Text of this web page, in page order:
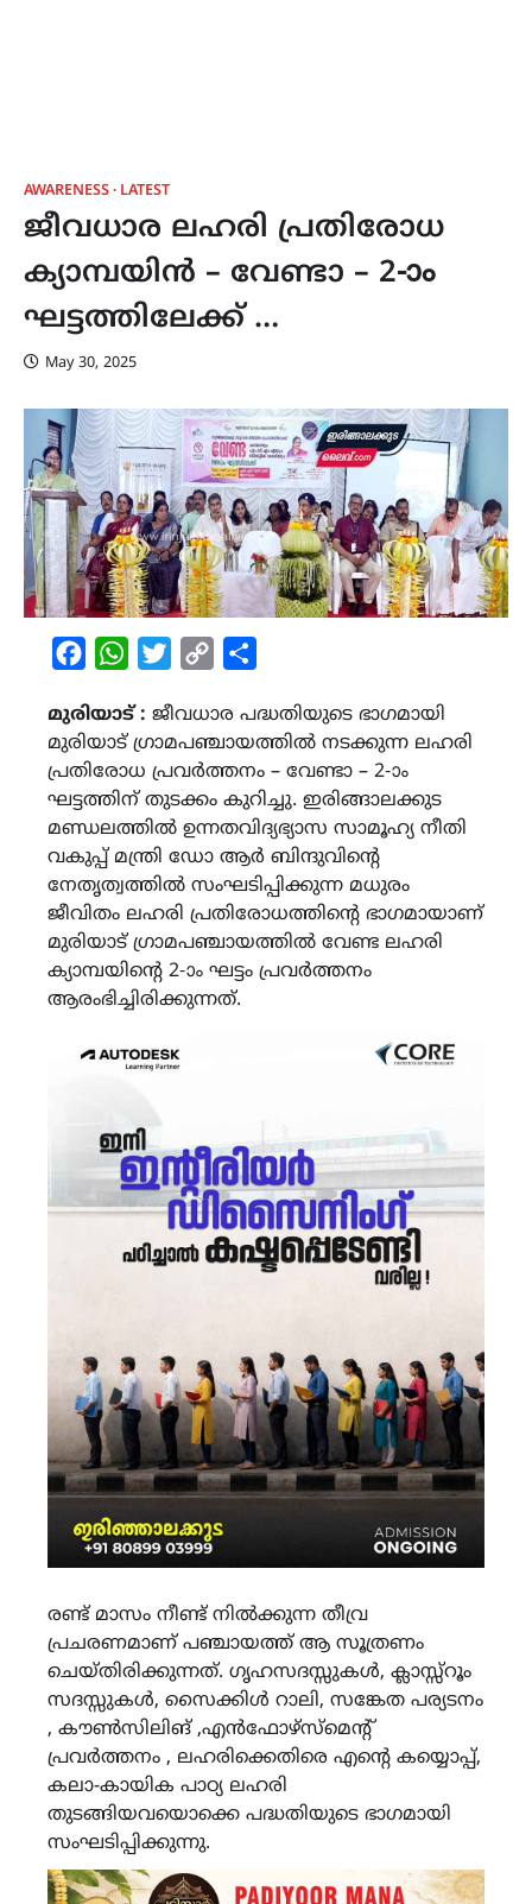
AWARENESS LATEST
ജീവധാര ലഹരി പ്രതിരോധ
ക്യാമ്പയിൻ – വേണ്ടാ – 2-ാം
ഘട്ടത്തിലേക്ക് …
May 30, 2025
FacebookWhatsAppTwitterCopy
മുരിയാട് : ജീവധാര പദ്ധതിയുടെ ഭാഗമായി
മുരിയാട് ഗ്രാമപഞ്ചായത്തിൽ നടക്കുന്ന ലഹരി
പ്രതിരോധ പ്രവർത്തനം – വേണ്ടാ – 2-ാം
ഘട്ടത്തിന് തുടക്കം കുറിച്ചു. ഇരിങ്ങാലക്കുട
മണ്ഡലത്തിൽ ഉന്നതവിദ്യഭ്യാസ സാമൂഹ്യ നീതി
വകുപ്പ് മന്ത്രി ഡോ ആർ ബിന്ദുവിൻ്റെ
നേതൃത്വത്തിൽ സംഘടിപ്പിക്കുന്ന മധുരം
ജീവിതം ലഹരി പ്രതിരോധത്തിൻ്റെ ഭാഗമായാണ്
മുരിയാട് ഗ്രാമപഞ്ചായത്തിൽ വേണ്ട ലഹരി
ക്യാമ്പയിന്റെ 2-ാം ഘട്ടം പ്രവർത്തനം
ആരംഭിച്ചിരിക്കുന്നത്.
രണ്ട് മാസം നീണ്ട് നിൽക്കുന്ന തീവ്ര
പ്രചരണമാണ് പഞ്ചായത്ത് ആ സൂത്രണം
ചെയ്തിരിക്കുന്നത്. ഗൃഹസദസ്സുകൾ, ക്ലാസ്സ്റൂം
സദസ്സുകൾ, സൈക്കിൾ റാലി, സങ്കേത പര്യടനം
, കൗൺസിലിങ് ,എൻഫോഴ്സ്മെൻ്റ്
പ്രവർത്തനം , ലഹരിക്കെതിരെ എൻ്റെ കയ്യൊപ്പ്,
കലാ-കായിക പാഠ്യ ലഹരി
തുടങ്ങിയവയൊക്കെ പദ്ധതിയുടെ ഭാഗമായി
സംഘടിപ്പിക്കുന്നു.